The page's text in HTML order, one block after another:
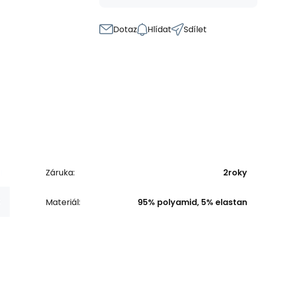
Dotaz Hlídat Sdílet
Záruka: 2roky
Materiál: 95% polyamid, 5% elastan